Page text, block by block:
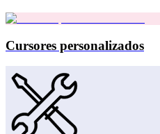
Cursores personalizados